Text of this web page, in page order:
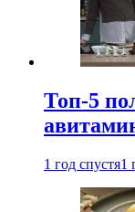
Топ-5
1 год спустя1